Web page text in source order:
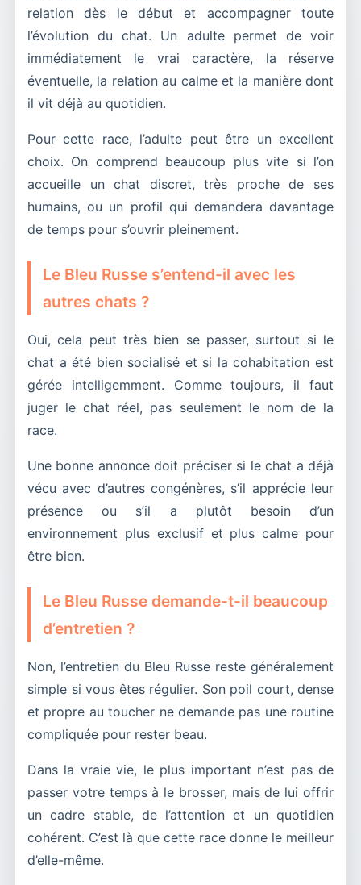
relation dès le début et accompagner toute
l’évolution du chat. Un adulte permet de voir
immédiatement le vrai caractère, la réserve
éventuelle, la relation au calme et la manière dont
il vit déjà au quotidien.
Pour cette race, l’adulte peut être un excellent
choix. On comprend beaucoup plus vite si l’on
accueille un chat discret, très proche de ses
humains, ou un profil qui demandera davantage
de temps pour s’ouvrir pleinement.
Le Bleu Russe s’entend-il avec les
autres chats ?
Oui, cela peut très bien se passer, surtout si le
chat a été bien socialisé et si la cohabitation est
gérée intelligemment. Comme toujours, il faut
juger le chat réel, pas seulement le nom de la
race.
Une bonne annonce doit préciser si le chat a déjà
vécu avec d’autres congénères, s’il apprécie leur
présence ou s’il a plutôt besoin d’un
environnement plus exclusif et plus calme pour
être bien.
Le Bleu Russe demande-t-il beaucoup
d’entretien ?
Non, l’entretien du Bleu Russe reste généralement
simple si vous êtes régulier. Son poil court, dense
et propre au toucher ne demande pas une routine
compliquée pour rester beau.
Dans la vraie vie, le plus important n’est pas de
passer votre temps à le brosser, mais de lui offrir
un cadre stable, de l’attention et un quotidien
cohérent. C’est là que cette race donne le meilleur
d’elle-même.